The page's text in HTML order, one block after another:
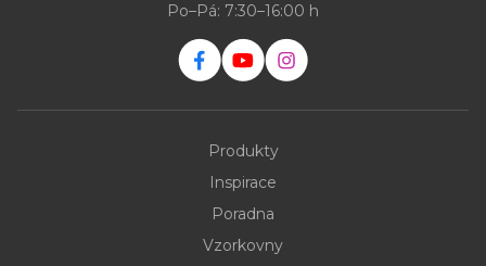
Po–Pá: 7:30–16:00 h
Produkty
Inspirace
Poradna
Vzorkovny